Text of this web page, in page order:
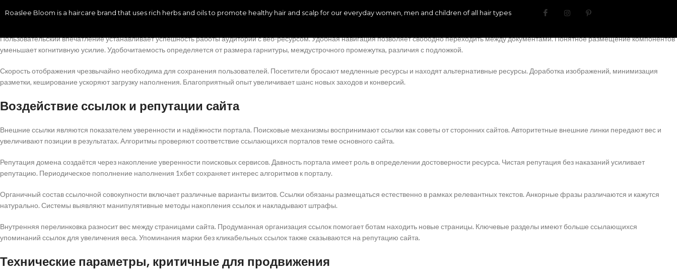
способствуют отыскивать необходимые части. Грамотная организация 1xbet казино усиливает индексацию краулерами и осмысление направленности.
Пользовательский впечатление устанавливает успешность работы аудитории с веб-ресурсом. Удобная навигация позволяет свободно переходить между документами. Понятное размещение компонентов
уменьшает когнитивную усилие. Удобочитаемость определяется от размера гарнитуры, междустрочного промежутка, различия с подложкой.
Скорость отображения чрезвычайно необходима для сохранения пользователей. Посетители бросают медленные ресурсы и находят альтернативные ресурсы. Доработка изображений, минимизация
разметки, кеширование ускоряют загрузку наполнения. Благоприятный опыт увеличивает шанс новых заходов и конверсий.
Воздействие ссылок и репутации сайта
Внешние ссылки являются показателем уверенности и надёжности портала. Поисковые механизмы воспринимают ссылки как советы от сторонних сайтов. Авторитетные внешние линки передают вес и
увеличивают позиции в результатах. Алгоритмы проверяют соответствие ссылающихся порталов теме основного сайта.
Репутация домена создаётся через накопление уверенности поисковых сервисов. Давность портала имеет роль в определении достоверности ресурса. Чистая репутация без наказаний усиливает
репутацию. Периодическое пополнение наполнения 1хбет сохраняет интерес алгоритмов к порталу.
Органичный состав ссылочной совокупности включает различные варианты визитов. Ссылки обязаны размещаться естественно в рамках релевантных текстов. Анкорные фразы различаются и кажутся
натурально. Системы выявляют манипулятивные методы накопления ссылок и накладывают штрафы.
Внутренняя перелинковка разносит вес между страницами сайта. Продуманная организация ссылок помогает ботам находить новые страницы. Ключевые разделы имеют больше ссылающихся
упоминаний ссылок для увеличения веса. Упоминания марки без кликабельных ссылок также сказываются на репутацию сайта.
Технические параметры, критичные для продвижения
Roaslee Bloom is a haircare brand that uses rich herbs and oils to promote healthy hair and scalp for our everyday women, men and children of all hair types